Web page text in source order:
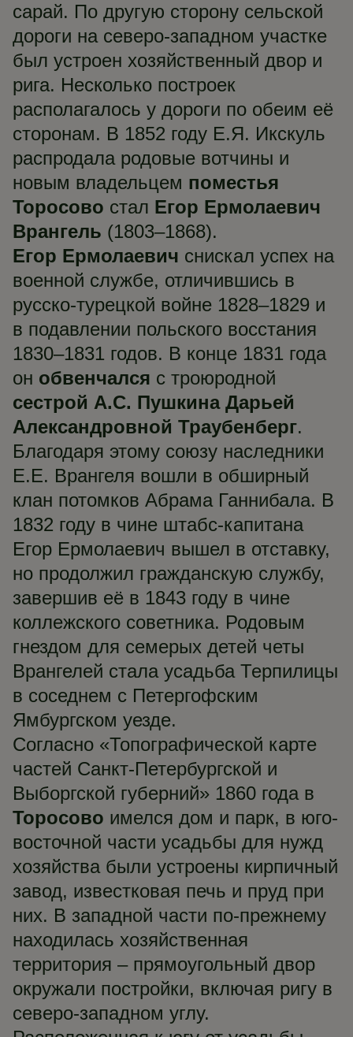
сарай. По другую сторону сельской
дороги на северо-западном участке
был устроен хозяйственный двор и
рига. Несколько построек
располагалось у дороги по обеим её
сторонам. В 1852 году Е.Я. Икскуль
распродала родовые вотчины и
новым владельцем поместья
Торосово стал Егор Ермолаевич
Врангель (1803–1868).
Егор Ермолаевич снискал успех на
военной службе, отличившись в
русско-турецкой войне 1828–1829 и
в подавлении польского восстания
1830–1831 годов. В конце 1831 года
он обвенчался с троюродной
сестрой А.С. Пушкина Дарьей
Александровной Траубенберг.
Благодаря этому союзу наследники
Е.Е. Врангеля вошли в обширный
клан потомков Абрама Ганнибала. В
1832 году в чине штабс-капитана
Егор Ермолаевич вышел в отставку,
но продолжил гражданскую службу,
завершив её в 1843 году в чине
коллежского советника. Родовым
гнездом для семерых детей четы
Врангелей стала усадьба Терпилицы
в соседнем с Петергофским
Ямбургском уезде.
Согласно «Топографической карте
частей Санкт-Петербургской и
Выборгской губерний» 1860 года в
Торосово имелся дом и парк, в юго-
восточной части усадьбы для нужд
хозяйства были устроены кирпичный
завод, известковая печь и пруд при
них. В западной части по-прежнему
находилась хозяйственная
территория – прямоугольный двор
окружали постройки, включая ригу в
северо-западном углу.